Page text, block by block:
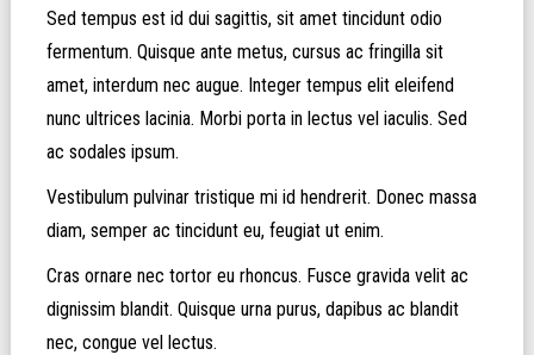
Sed tempus est id dui sagittis, sit amet tincidunt odio
fermentum. Quisque ante metus, cursus ac fringilla sit
amet, interdum nec augue. Integer tempus elit eleifend
nunc ultrices lacinia. Morbi porta in lectus vel iaculis. Sed
ac sodales ipsum.
Vestibulum pulvinar tristique mi id hendrerit. Donec massa
diam, semper ac tincidunt eu, feugiat ut enim.
Cras ornare nec tortor eu rhoncus. Fusce gravida velit ac
dignissim blandit. Quisque urna purus, dapibus ac blandit
nec, congue vel lectus.